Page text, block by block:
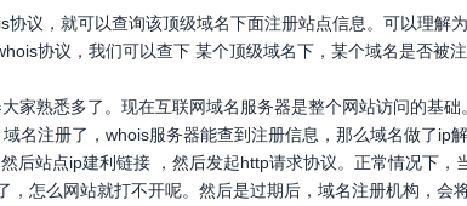
议，就可以查询该顶级域名下面注册站点信息。可以理解
协议，我们可以查下 某个顶级域名下，某个域名是否被
家熟悉多了。现在互联网域名服务器是整个网站访问的基
名注册了，whois服务器能查到注册信息，那么域名做了ip
后站点ip建利链接 ，然后发起http请求协议。正常情况下，
怎么网站就打不开呢。然后是过期后，域名注册机构，会